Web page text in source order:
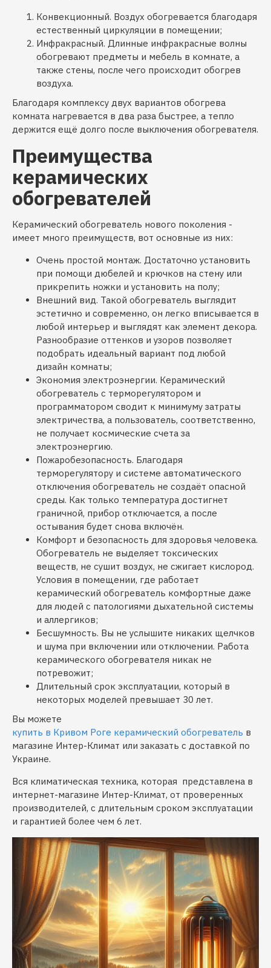
Конвекционный. Воздух обогревается благодаря
естественный циркуляции в помещении;
Инфракрасный. Длинные инфракрасные волны
обогревают предметы и мебель в комнате, а
также стены, после чего происходит обогрев
воздуха.
Благодаря комплексу двух вариантов обогрева
комната нагревается в два раза быстрее, а тепло
держится ещё долго после выключения обогревателя.
Преимущества
керамических
обогревателей
Керамический обогреватель нового поколения -
имеет много преимуществ, вот основные из них:
Очень простой монтаж. Достаточно установить
при помощи дюбелей и крючков на стену или
прикрепить ножки и установить на полу;
Внешний вид. Такой обогреватель выглядит
эстетично и современно, он легко вписывается в
любой интерьер и выглядят как элемент декора.
Разнообразие оттенков и узоров позволяет
подобрать идеальный вариант под любой
дизайн комнаты;
Экономия электроэнергии. Керамический
обогреватель с терморегулятором и
программатором сводит к минимуму затраты
электричества, а пользователь, соответственно,
не получает космические счета за
электроэнергию.
Пожаробезопасность. Благодаря
терморегулятору и системе автоматического
отключения обогреватель не создаёт опасной
среды. Как только температура достигнет
граничной, прибор отключается, а после
остывания будет снова включён.
Комфорт и безопасность для здоровья человека.
Обогреватель не выделяет токсических
веществ, не сушит воздух, не сжигает кислород.
Условия в помещении, где работает
керамический обогреватель комфортные даже
для людей с патологиями дыхательной системы
и аллергиков;
Бесшумность. Вы не услышите никаких щелчков
и шума при включении или отключении. Работа
керамического обогревателя никак не
потревожит;
Длительный срок эксплуатации, который в
некоторых моделей превышает 30 лет.
Вы можете
купить в Кривом Роге керамический обогреватель в
магазине Интер-Климат или заказать с доставкой по
Украине.
Вся климатическая техника, которая представлена в
интернет-магазине Интер-Климат, от проверенных
производителей, с длительным сроком эксплуатации
и гарантией более чем 6 лет.